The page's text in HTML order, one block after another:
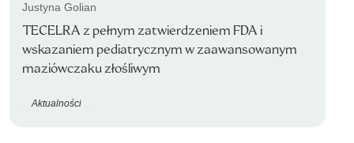
Justyna Golian
TECELRA z pełnym zatwierdzeniem FDA i
wskazaniem pediatrycznym w zaawansowanym
maziówczaku złośliwym
Aktualności